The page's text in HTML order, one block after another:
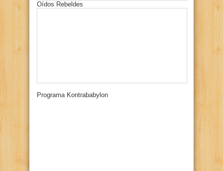
Oídos Rebeldes
Programa Kontrababylon